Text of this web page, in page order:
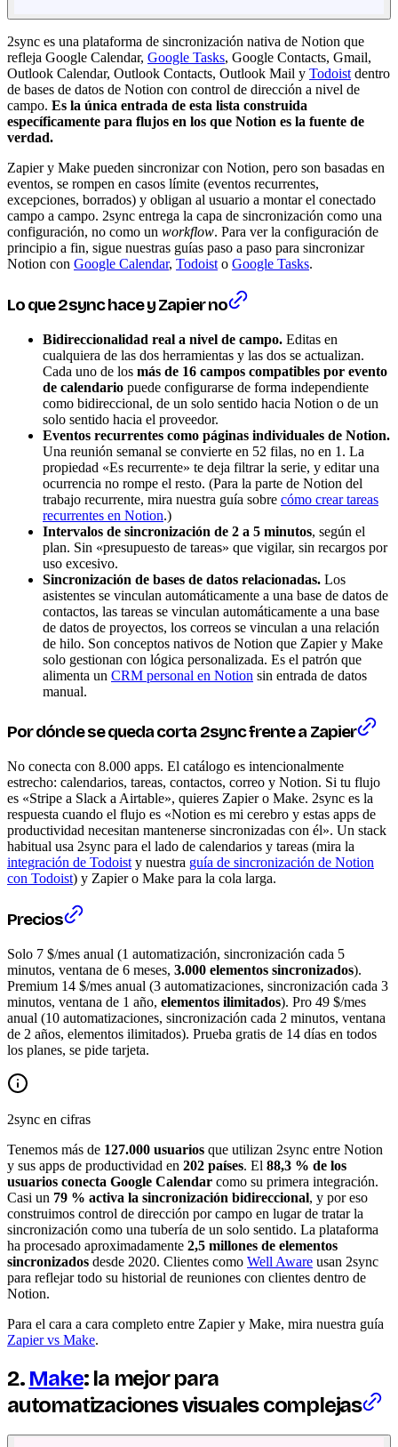
2sync es una plataforma de sincronización nativa de Notion que
refleja Google Calendar, Google Tasks, Google Contacts, Gmail,
Outlook Calendar, Outlook Contacts, Outlook Mail y Todoist dentro
de bases de datos de Notion con control de dirección a nivel de
campo. Es la única entrada de esta lista construida
específicamente para flujos en los que Notion es la fuente de
verdad.
Zapier y Make pueden sincronizar con Notion, pero son basadas en
eventos, se rompen en casos límite (eventos recurrentes,
excepciones, borrados) y obligan al usuario a montar el conectado
campo a campo. 2sync entrega la capa de sincronización como una
configuración, no como un workflow. Para ver la configuración de
principio a fin, sigue nuestras guías paso a paso para sincronizar
Notion con Google Calendar, Todoist o Google Tasks.
Lo que 2sync hace y Zapier no
Bidireccionalidad real a nivel de campo. Editas en
cualquiera de las dos herramientas y las dos se actualizan.
Cada uno de los más de 16 campos compatibles por evento
de calendario puede configurarse de forma independiente
como bidireccional, de un solo sentido hacia Notion o de un
solo sentido hacia el proveedor.
Eventos recurrentes como páginas individuales de Notion.
Una reunión semanal se convierte en 52 filas, no en 1. La
propiedad «Es recurrente» te deja filtrar la serie, y editar una
ocurrencia no rompe el resto. (Para la parte de Notion del
trabajo recurrente, mira nuestra guía sobre cómo crear tareas
recurrentes en Notion.)
Intervalos de sincronización de 2 a 5 minutos, según el
plan. Sin «presupuesto de tareas» que vigilar, sin recargos por
uso excesivo.
Sincronización de bases de datos relacionadas. Los
asistentes se vinculan automáticamente a una base de datos de
contactos, las tareas se vinculan automáticamente a una base
de datos de proyectos, los correos se vinculan a una relación
de hilo. Son conceptos nativos de Notion que Zapier y Make
solo gestionan con lógica personalizada. Es el patrón que
alimenta un CRM personal en Notion sin entrada de datos
manual.
Por dónde se queda corta 2sync frente a Zapier
No conecta con 8.000 apps. El catálogo es intencionalmente
estrecho: calendarios, tareas, contactos, correo y Notion. Si tu flujo
es «Stripe a Slack a Airtable», quieres Zapier o Make. 2sync es la
respuesta cuando el flujo es «Notion es mi cerebro y estas apps de
productividad necesitan mantenerse sincronizadas con él». Un stack
habitual usa 2sync para el lado de calendarios y tareas (mira la
integración de Todoist y nuestra guía de sincronización de Notion
con Todoist) y Zapier o Make para la cola larga.
Precios
Solo 7 $/mes anual (1 automatización, sincronización cada 5
minutos, ventana de 6 meses, 3.000 elementos sincronizados).
Premium 14 $/mes anual (3 automatizaciones, sincronización cada 3
minutos, ventana de 1 año, elementos ilimitados). Pro 49 $/mes
anual (10 automatizaciones, sincronización cada 2 minutos, ventana
de 2 años, elementos ilimitados). Prueba gratis de 14 días en todos
los planes, se pide tarjeta.
2sync en cifras
Tenemos más de 127.000 usuarios que utilizan 2sync entre Notion
y sus apps de productividad en 202 países. El 88,3 % de los
usuarios conecta Google Calendar como su primera integración.
Casi un 79 % activa la sincronización bidireccional, y por eso
construimos control de dirección por campo en lugar de tratar la
sincronización como una tubería de un solo sentido. La plataforma
ha procesado aproximadamente 2,5 millones de elementos
sincronizados desde 2020. Clientes como Well Aware usan 2sync
para reflejar todo su historial de reuniones con clientes dentro de
Notion.
Para el cara a cara completo entre Zapier y Make, mira nuestra guía
Zapier vs Make.
2. Make: la mejor para
automatizaciones visuales complejas